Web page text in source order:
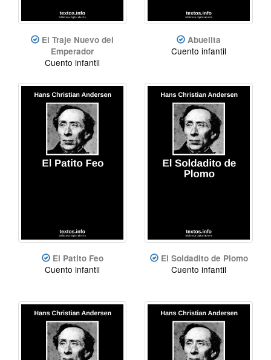
El Traje Nuevo del
Emperador
Cuento infantil
Abuelita
Cuento infantil
El Patito Feo
Cuento infantil
El Soldadito de Plomo
Cuento infantil